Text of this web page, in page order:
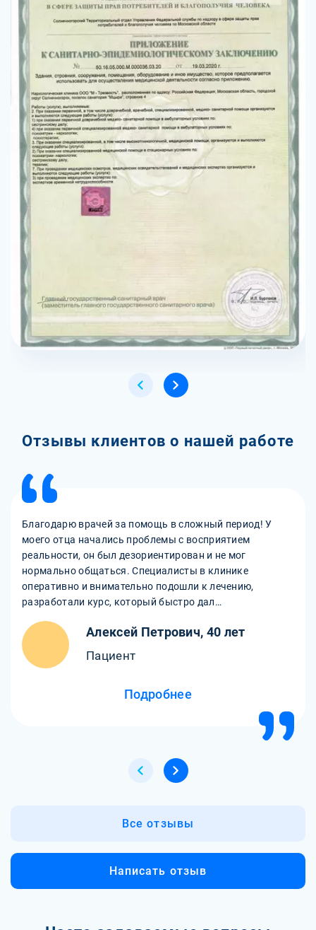
Отзывы клиентов о нашей работе
Благодарю врачей за помощь в сложный период! У
моего отца начались проблемы с восприятием
реальности, он был дезориентирован и не мог
нормально общаться. Специалисты в клинике
оперативно и внимательно подошли к лечению,
разработали курс, который быстро дал
стабилизировалось, и он снова узнал семью. Очень
благодарны всем врачам!
Алексей Петрович, 40 лет
Пациент
Подробнее
Все отзывы
Написать отзыв